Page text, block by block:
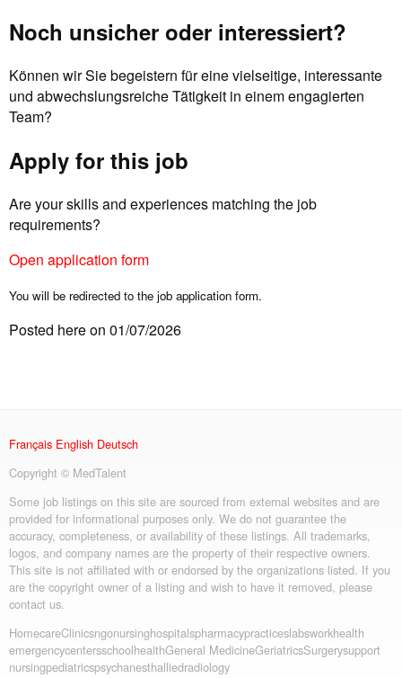
Noch unsicher oder interessiert?
Können wir Sie begeistern für eine vielseitige, interessante
und abwechslungsreiche Tätigkeit in einem engagierten
Team?
Apply for this job
Are your skills and experiences matching the job
requirements?
Open application form
You will be redirected to the job application form.
Posted here on 01/07/2026
Français English Deutsch
Copyright © MedTalent
Some job listings on this site are sourced from external websites and are
provided for informational purposes only. We do not guarantee the
accuracy, completeness, or availability of these listings. All trademarks,
logos, and company names are the property of their respective owners.
This site is not affiliated with or endorsed by the organizations listed. If you
are the copyright owner of a listing and wish to have it removed, please
contact us.
HomecareClinicsngonursinghospitalspharmacypracticeslabsworkhealth
emergencycentersschoolhealthGeneral MedicineGeriatricsSurgerysupport
nursingpediatricspsychanesthalliedradiology